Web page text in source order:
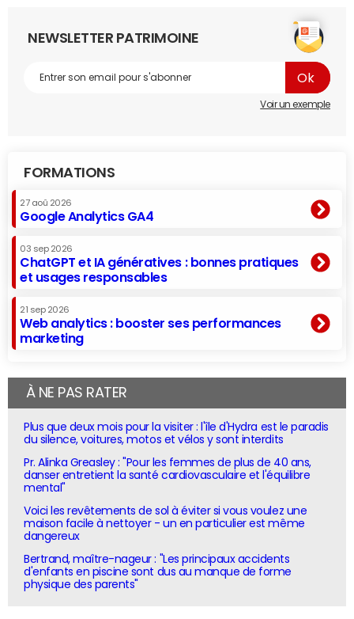
NEWSLETTER PATRIMOINE
Voir un exemple
FORMATIONS
27 aoû 2026
Google Analytics GA4
03 sep 2026
ChatGPT et IA génératives : bonnes pratiques
et usages responsables
21 sep 2026
Web analytics : booster ses performances
marketing
À NE PAS RATER
Plus que deux mois pour la visiter : l'île d'Hydra est le paradis
du silence, voitures, motos et vélos y sont interdits
Pr. Alinka Greasley : "Pour les femmes de plus de 40 ans,
danser entretient la santé cardiovasculaire et l'équilibre
mental"
Voici les revêtements de sol à éviter si vous voulez une
maison facile à nettoyer - un en particulier est même
dangereux
Bertrand, maître-nageur : "Les principaux accidents
d'enfants en piscine sont dus au manque de forme
physique des parents"